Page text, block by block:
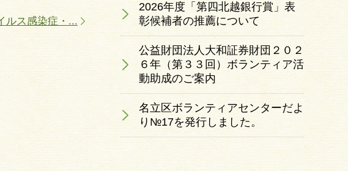
ルス感染症・...
2026年度「第四北越銀行賞」表
彰候補者の推薦について
公益財団法人大和証券財団２０２
６年（第３３回）ボランティア活
動助成のご案内
名立区ボランティアセンターだよ
り№17を発行しました。